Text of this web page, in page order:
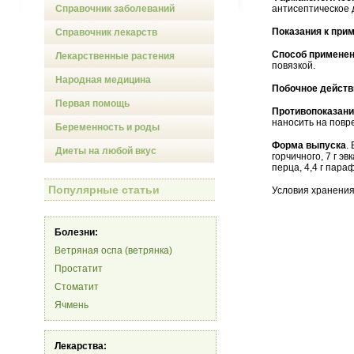
Справочник заболеваний
Справочник лекарств
Лекарственные растения
Народная медицина
Первая помощь
Беременность и роды
Диеты на любой вкус
Популярные статьи
Болезни:
Ветряная оспа (ветрянка)
Простатит
Стоматит
Ячмень
Лекарства:
антисептическое
Показания к
Способ
повязкой.
Побочное
наносить на
Форма выпуска.
горчичного, 7 г
перца, 4,4 г
Условия